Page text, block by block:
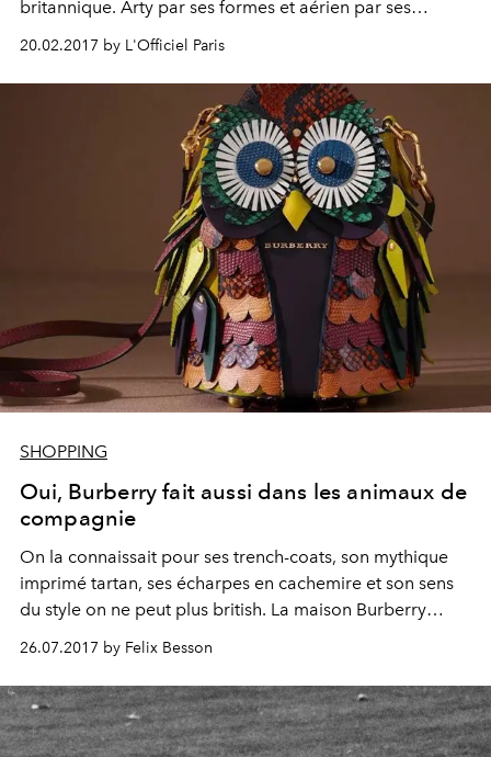
britannique. Arty par ses formes et aérien par ses
ses vestes samouraï et ses chaussures-chaussettes à
talons monolithes. Quelques liquettes en broderie
anglaise donnent, déjà, des envies d'été.
20.02.2017 by L'Officiel Paris
SHOPPING
Oui, Burberry fait aussi dans les animaux de
compagnie
On la connaissait pour ses trench-coats, son mythique
imprimé tartan, ses écharpes en cachemire et son sens
du style on ne peut plus british. La maison Burberry
fantastique imprimé sur accessoires et sacs à mains. Plus
pratique et moins salissant qu'un animal de compagnie.
26.07.2017 by Felix Besson